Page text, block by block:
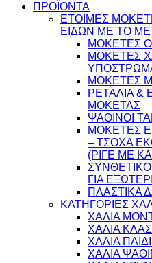
σελίδαΠΡΟΪΟΝΤΑ
ΕΤΟΙΜΕΣ
ΕΙΔΩΝ ME TO
ΜΟΚΕΤΕΣ
ΜΟΚΕΤΕΣ
ΜΟΚΕΤΕΣ
ΡΕΤΑΛΙΑ &
ΜΟΚΕΤΑΣ
ΨΑΘINΟΙ
ΜΟΚΕΤΕΣ
– ΤΣΟΧΑ
(ΡΙΓΕ ΜΕ
ΓΙΑ
ΠΛΑΣΤΙΚΑ
ΚΑΤΗΓΟΡΙΕΣ
ΧΑΛΙΑ
ΧΑΛΙΑ
ΧΑΛΙΑ
ΧΑΛΙΑ